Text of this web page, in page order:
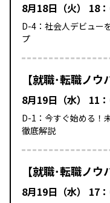
8月18日（火） 18
D-4：社会人デビュー
プ
【就職･転職ノウ
8月19日（水） 11
D-1：今すぐ始める！
徹底解説
【就職･転職ノウ
8月19日（水） 17